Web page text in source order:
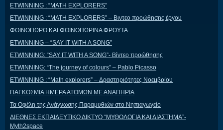
ETWINNING : “MATH EXPLORERS”
ETWINNING : “MATH EXPLORERS” – Βιντεο προώθησης έργου
ΦΘΙΝΟΠΩΡΟ ΚΑΙ ΦΘΙΝΟΠΩΡΙΝΑ ΦΡΟΥΤΑ
ETWINNING – “SAY IT WITH A SONG”
ETWINNING: “SAY IT WITH A SONG”- Βίντεο προώθησης
ETWINNING: “The journey of colours” – Pablo Picasso
ETWINNING : “Math explorers” – Δραστηριότητες Νοεμβρίου
ΠΑΓΚΟΣΜΙΑ ΗΜΕΡΑ ΑΤΟΜΩΝ ΜΕ ΑΝΑΠΗΡΙΑ
Τα Οφέλη της Ανάγνωσης Παραμυθιών στο Νηπιαγωγείο
ΔΙΕΘΝΕΣ ΕΚΠΑΙΔΕΥΤΙΚΟ ΔΙΚΤΥΟ “ΜΥΘΟΛΟΓΙΑ ΚΑΙ ΔΙΑΣΤΗΜΑ”-
Myth2space